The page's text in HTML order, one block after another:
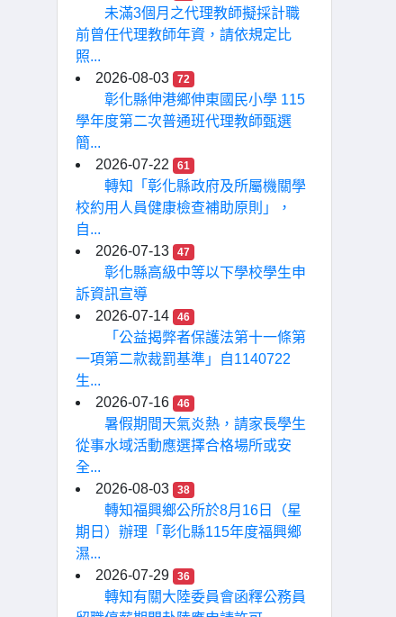
未滿3個月之代理教師擬採計職
前曾任代理教師年資，請依規定比
照...
2026-08-03
72
彰化縣伸港鄉伸東國民小學 115
學年度第二次普通班代理教師甄選
簡...
2026-07-22
61
轉知「彰化縣政府及所屬機關學
校約用人員健康檢查補助原則」，
自...
2026-07-13
47
彰化縣高級中等以下學校學生申
訴資訊宣導
2026-07-14
46
「公益揭弊者保護法第十一條第
一項第二款裁罰基準」自1140722
生...
2026-07-16
46
暑假期間天氣炎熱，請家長學生
從事水域活動應選擇合格場所或安
全...
2026-08-03
38
轉知福興鄉公所於8月16日（星
期日）辦理「彰化縣115年度福興鄉
濕...
2026-07-29
36
轉知有關大陸委員會函釋公務員